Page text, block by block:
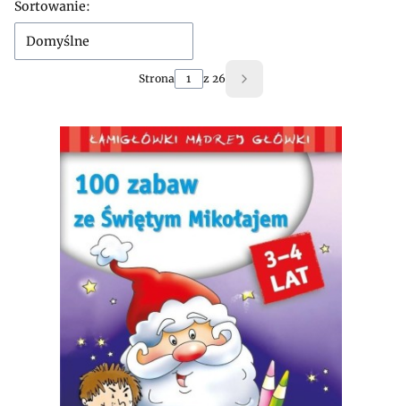
Lista produktów
Sortowanie:
Domyślne
Strona z 26 Następne produkty